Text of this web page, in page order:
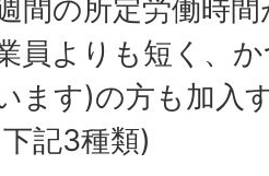
間の所定労働時
員よりも短く、
ます)の方も加入
記3種類)